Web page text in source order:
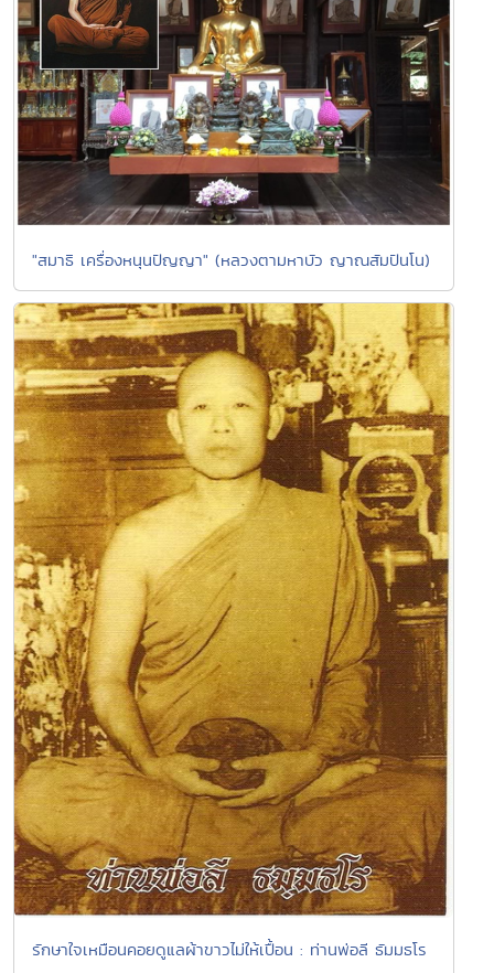
"สมาธิ เครื่องหนุนปัญญา" (หลวงตามหาบัว ญาณสัมปันโน)
รักษาใจเหมือนคอยดูแลผ้าขาวไม่ให้เปื้อน : ท่านพ่อลี ธัมมธโร